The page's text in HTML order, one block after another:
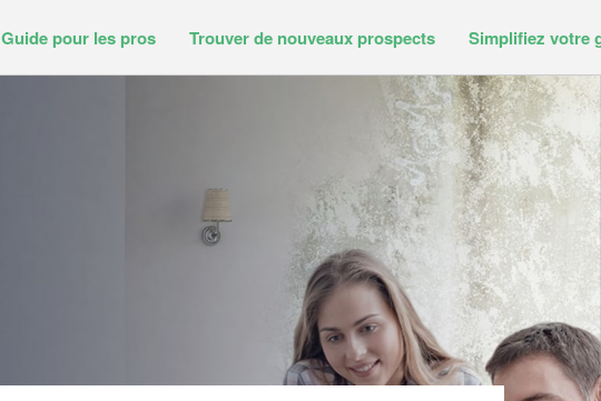
Guide pour les pros Trouver de nouveaux prospects Simplifiez votre